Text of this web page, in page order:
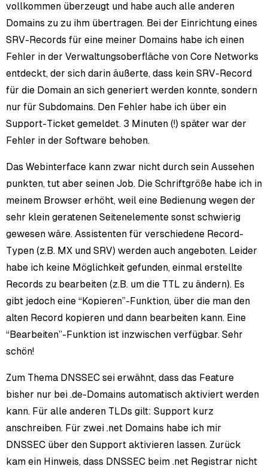
vollkommen überzeugt und habe auch alle anderen
Domains zu zu ihm übertragen. Bei der Einrichtung eines
SRV-Records für eine meiner Domains habe ich einen
Fehler in der Verwaltungsoberfläche von Core Networks
entdeckt, der sich darin äußerte, dass kein SRV-Record
für die Domain an sich generiert werden konnte, sondern
nur für Subdomains. Den Fehler habe ich über ein
Support-Ticket gemeldet. 3 Minuten (!) später war der
Fehler in der Software behoben.
Das Webinterface kann zwar nicht durch sein Aussehen
punkten, tut aber seinen Job. Die Schriftgröße habe ich in
meinem Browser erhöht, weil eine Bedienung wegen der
sehr klein geratenen Seitenelemente sonst schwierig
gewesen wäre. Assistenten für verschiedene Record-
Typen (z.B. MX und SRV) werden auch angeboten. Leider
habe ich keine Möglichkeit gefunden, einmal erstellte
Records zu bearbeiten (z.B. um die TTL zu ändern). Es
gibt jedoch eine “Kopieren”-Funktion, über die man den
alten Record kopieren und dann bearbeiten kann. Eine
“Bearbeiten”-Funktion ist inzwischen verfügbar. Sehr
schön!
Zum Thema DNSSEC sei erwähnt, dass das Feature
bisher nur bei .de-Domains automatisch aktiviert werden
kann. Für alle anderen TLDs gilt: Support kurz
anschreiben. Für zwei .net Domains habe ich mir
DNSSEC über den Support aktivieren lassen. Zurück
kam ein Hinweis, dass DNSSEC beim .net Registrar nicht